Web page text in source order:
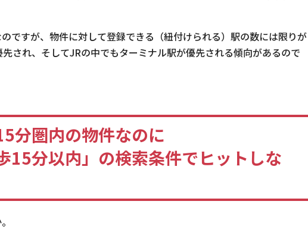
ですが、物件に対して登録できる（紐付けられる）駅の数には限りが
され、そしてJRの中でもターミナル駅が優先される傾向があるので
分圏内の物件なのに
15分以内」の検索条件でヒットしな